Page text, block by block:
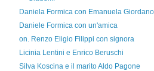
Daniela Formica con Emanuela Giordano
Daniele Formica con un'amica
on. Renzo Eligio Filippi con signora
Licinia Lentini e Enrico Beruschi
Silva Koscina e il marito Aldo Pagone